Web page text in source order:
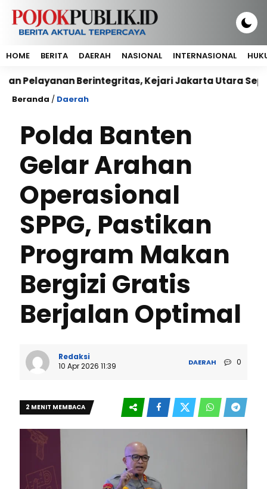
HOME BERITA DAERAH NASIONAL INTERNASIONAL
Berintegritas, Kejari Jakarta Utara Sepakati
Beranda / Daerah
Polda Banten
Gelar Arahan
Operasional
SPPG, Pastikan
Program Makan
Bergizi Gratis
Berjalan Optimal
Redaksi
10 Apr 2026 11:39
DAERAH 0
2 MENIT MEMBACA